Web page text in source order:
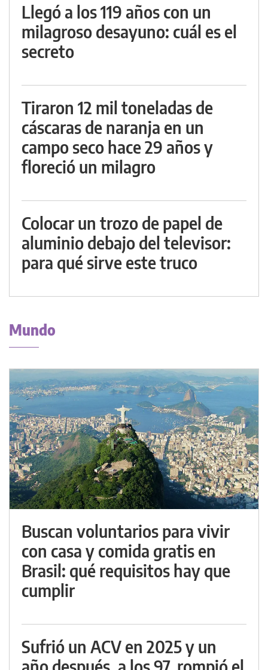
Llegó a los 119 años con un
milagroso desayuno: cuál es el
secreto
Tiraron 12 mil toneladas de
cáscaras de naranja en un
campo seco hace 29 años y
floreció un milagro
Colocar un trozo de papel de
aluminio debajo del televisor:
para qué sirve este truco
Mundo
Buscan voluntarios para vivir
con casa y comida gratis en
Brasil: qué requisitos hay que
cumplir
Sufrió un ACV en 2025 y un